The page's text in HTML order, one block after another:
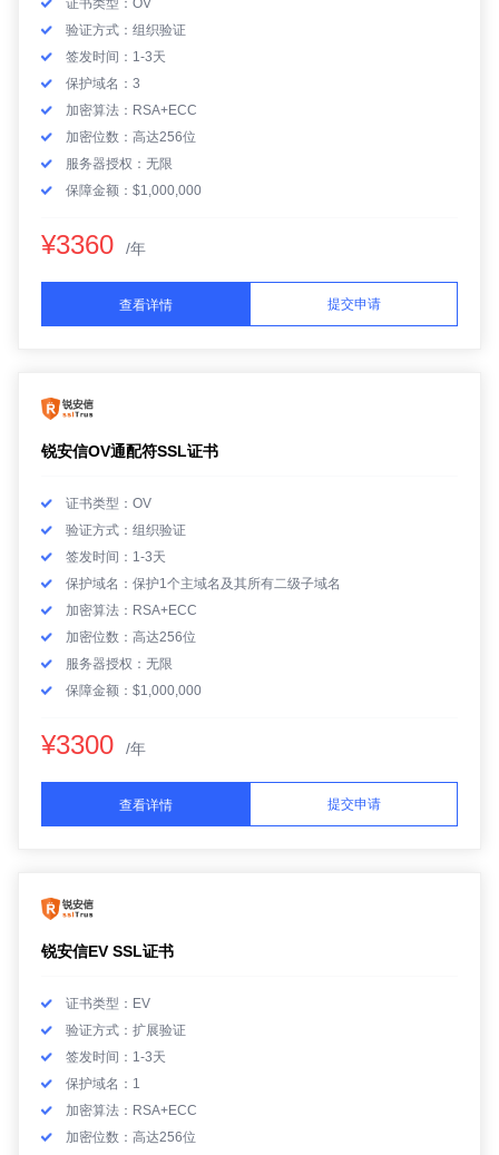
证书类型：OV
验证方式：组织验证
签发时间：1-3天
保护域名：3
加密算法：RSA+ECC
加密位数：高达256位
服务器授权：无限
保障金额：$1,000,000
¥3360 /年
查看详情 提交申请
锐安信OV通配符SSL证书
证书类型：OV
验证方式：组织验证
签发时间：1-3天
保护域名：保护1个主域名及其所有二级子域名
加密算法：RSA+ECC
加密位数：高达256位
服务器授权：无限
保障金额：$1,000,000
¥3300 /年
查看详情 提交申请
锐安信EV SSL证书
证书类型：EV
验证方式：扩展验证
签发时间：1-3天
保护域名：1
加密算法：RSA+ECC
加密位数：高达256位